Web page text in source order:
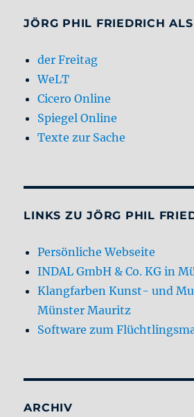
JÖRG PHIL FRIEDRICH
der Freitag
WeLT
Cicero Online
Spiegel Online
Texte zur Sache
LINKS ZU JÖRG PHIL
Persönliche Webseite
INDAL GmbH & Co. KG in
Klangfarben Kunst- und
Münster Mauritz
Software zum
ARCHIV